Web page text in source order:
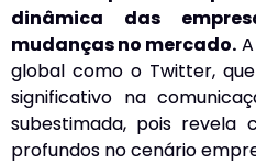
dinâmica das
mudanças no mercado.
global como o Twitter,
significativo na
subestimada, pois revela
profundos no cenário